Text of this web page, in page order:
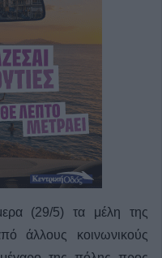
(29/5) τα μέλη της
άλλους κοινωνικούς